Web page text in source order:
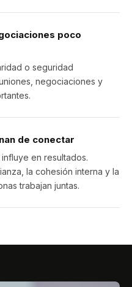
poco
o seguridad
negociaciones y
de conectar
en resultados.
la cohesión interna y la
trabajan juntas.